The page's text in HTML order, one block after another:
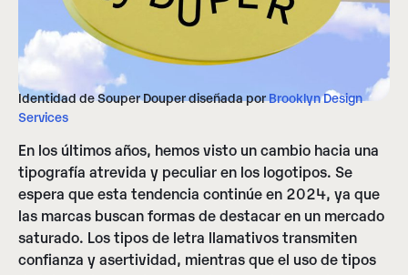
Identidad de Souper Douper diseñada por Brooklyn Design
Services
En los últimos años, hemos visto un cambio hacia una
tipografía atrevida y peculiar en los logotipos. Se
espera que esta tendencia continúe en 2024, ya que
las marcas buscan formas de destacar en un mercado
saturado. Los tipos de letra llamativos transmiten
confianza y asertividad, mientras que el uso de tipos